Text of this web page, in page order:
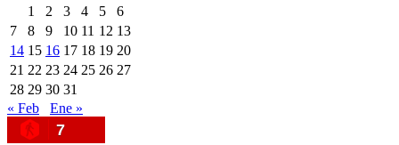
1
2 3 4 5
6
7
8 9 10 11 12 13
14 15 16 17 18 19 20
21 22 23 24 25 26 27
28 29 30 31
« Feb
Ene »
7